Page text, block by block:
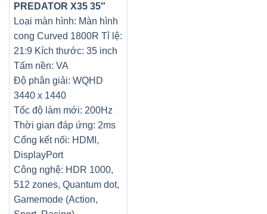
PREDATOR X35 35″
Loại màn hình: Màn hình
cong Curved 1800R Tỉ lệ:
21:9 Kích thước: 35 inch
Tấm nền: VA
Độ phân giải: WQHD
3440 x 1440
Tốc độ làm mới: 200Hz
Thời gian đáp ứng: 2ms
Cổng kết nối: HDMI,
DisplayPort
Công nghệ: HDR 1000,
512 zones, Quantum dot,
Gamemode (Action,